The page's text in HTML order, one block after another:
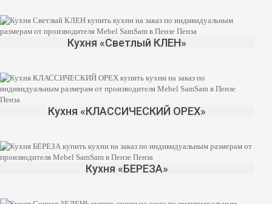
Кухня «Светлый КЛЕН»
Кухня «КЛАССИЧЕСКИЙ ОРЕХ»
Кухня «БЕРЕЗА»